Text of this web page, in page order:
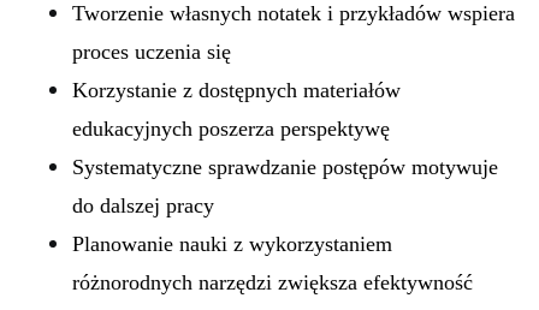
Tworzenie własnych notatek i przykładów wspiera
proces uczenia się
Korzystanie z dostępnych materiałów
edukacyjnych poszerza perspektywę
Systematyczne sprawdzanie postępów motywuje
do dalszej pracy
Planowanie nauki z wykorzystaniem
różnorodnych narzędzi zwiększa efektywność